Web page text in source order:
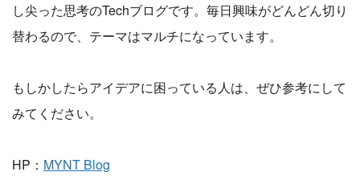
し尖った思考のTechブログです。毎日興味がどんどん切り
替わるので、テーマはマルチになっています。
もしかしたらアイデアに困っている人は、ぜひ参考にして
みてください。
HP： MYNT Blog